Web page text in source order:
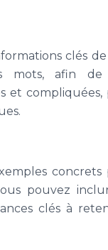
clés de
mots, afin de
et
pouvez
clés à